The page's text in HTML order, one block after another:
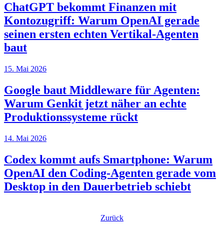
ChatGPT bekommt Finanzen mit
Kontozugriff: Warum OpenAI gerade
seinen ersten echten Vertikal-Agenten
baut
15. Mai 2026
Google baut Middleware für Agenten:
Warum Genkit jetzt näher an echte
Produktionssysteme rückt
14. Mai 2026
Codex kommt aufs Smartphone: Warum
OpenAI den Coding-Agenten gerade vom
Desktop in den Dauerbetrieb schiebt
SeitennummerierungZurück